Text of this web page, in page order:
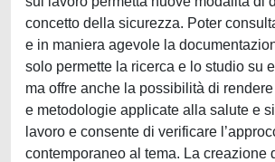
concetto della sicurezza. Poter
e in maniera agevole la
solo permette la ricerca e lo studio su
ma offre anche la possibilità di
e metodologie applicate alla salute e
lavoro e consente di verificare
contemporaneo al tema. La creazione